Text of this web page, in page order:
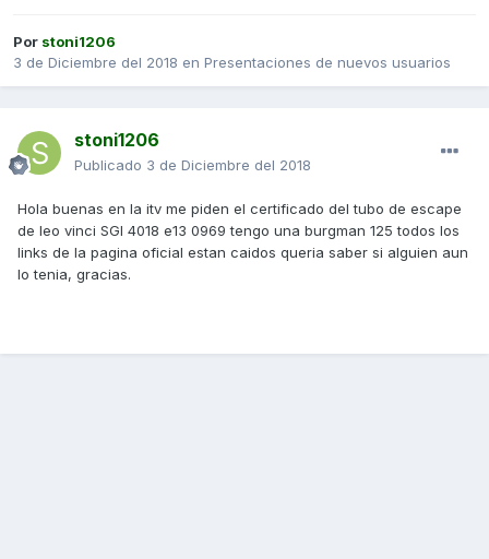
Por stoni1206
3 de Diciembre del 2018 en Presentaciones de nuevos usuarios
stoni1206
Publicado 3 de Diciembre del 2018
Hola buenas en la itv me piden el certificado del tubo de escape
de leo vinci SGI 4018 e13 0969 tengo una burgman 125 todos los
links de la pagina oficial estan caidos queria saber si alguien aun
lo tenia, gracias.